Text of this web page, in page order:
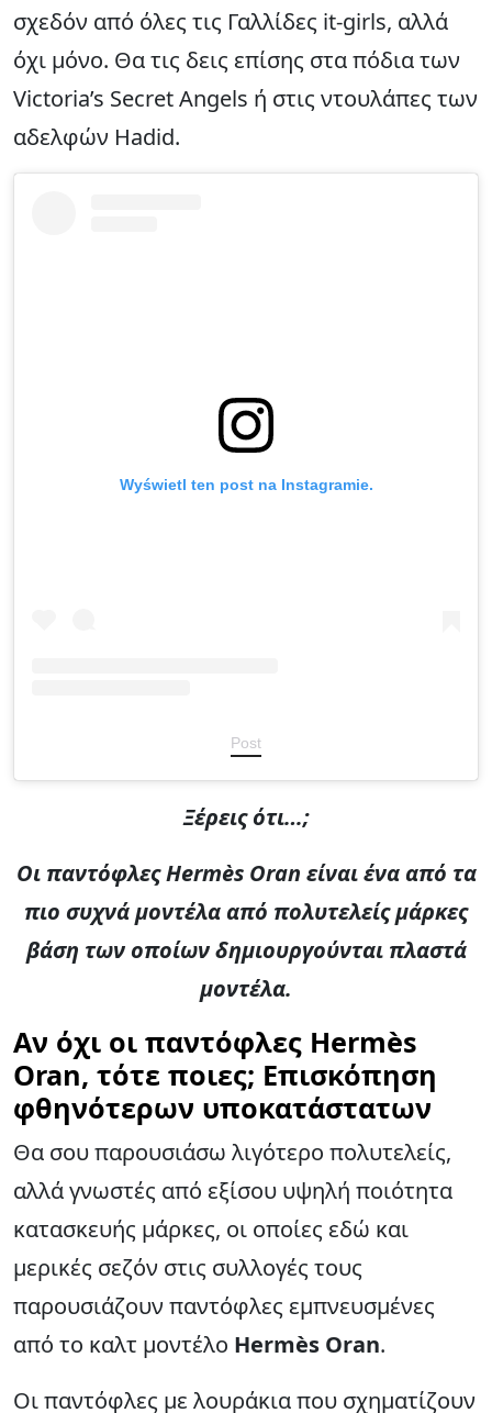
σχεδόν από όλες τις Γαλλίδες it-girls, αλλά
όχι μόνο. Θα τις δεις επίσης στα πόδια των
Victoria’s Secret Angels ή στις ντουλάπες των
αδελφών Hadid.
Wyświetl ten post na Instagramie.
Post
Ξέρεις ότι…;
Οι παντόφλες Hermès Oran είναι ένα από τα
πιο συχνά μοντέλα από πολυτελείς μάρκες
βάση των οποίων δημιουργούνται πλαστά
μοντέλα.
Αν όχι οι παντόφλες Hermès
Oran, τότε ποιες; Επισκόπηση
φθηνότερων υποκατάστατων
Θα σου παρουσιάσω λιγότερο πολυτελείς,
αλλά γνωστές από εξίσου υψηλή ποιότητα
κατασκευής μάρκες, οι οποίες εδώ και
μερικές σεζόν στις συλλογές τους
παρουσιάζουν παντόφλες εμπνευσμένες
από το καλτ μοντέλο Hermès Oran.
Οι παντόφλες με λουράκια που σχηματίζουν